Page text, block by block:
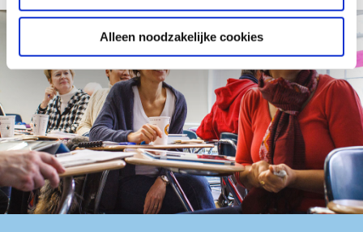
Alleen noodzakelijke cookies